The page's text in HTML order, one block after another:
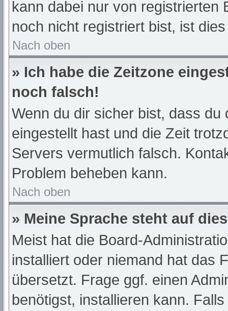
kann dabei nur von registrierten
noch nicht registriert bist, ist
Nach oben
» Ich habe die Zeitzone
noch falsch!
Wenn du dir sicher bist, dass
eingestellt hast und die Zeit
Servers vermutlich falsch.
Problem beheben kann.
Nach oben
» Meine Sprache steht auf
Meist hat die Board-
installiert oder niemand hat das
übersetzt. Frage ggf. einen
benötigst, installieren kann.